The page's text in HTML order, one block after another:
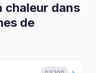
chaleur dans
de